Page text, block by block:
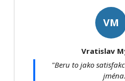
VM
Vratislav
"Beru to jako